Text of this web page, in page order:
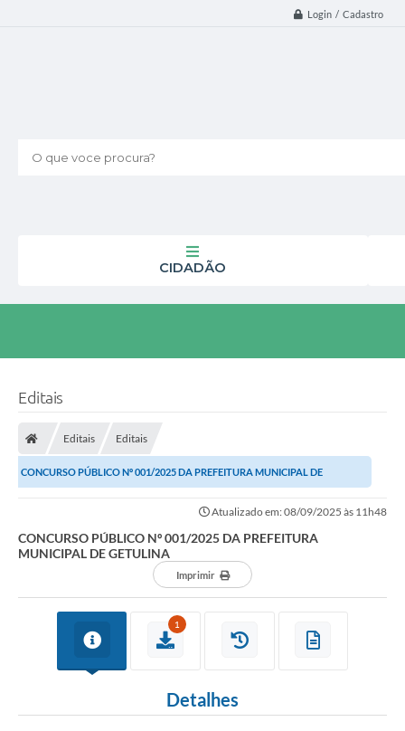
Login / Cadastro
O que voce procura?
CIDADÃO
Editais
Editais Editais
CONCURSO PÚBLICO Nº 001/2025 DA PREFEITURA MUNICIPAL DE
Atualizado em: 08/09/2025 às 11h48
CONCURSO PÚBLICO Nº 001/2025 DA PREFEITURA
MUNICIPAL DE GETULINA
Imprimir
1
Detalhes